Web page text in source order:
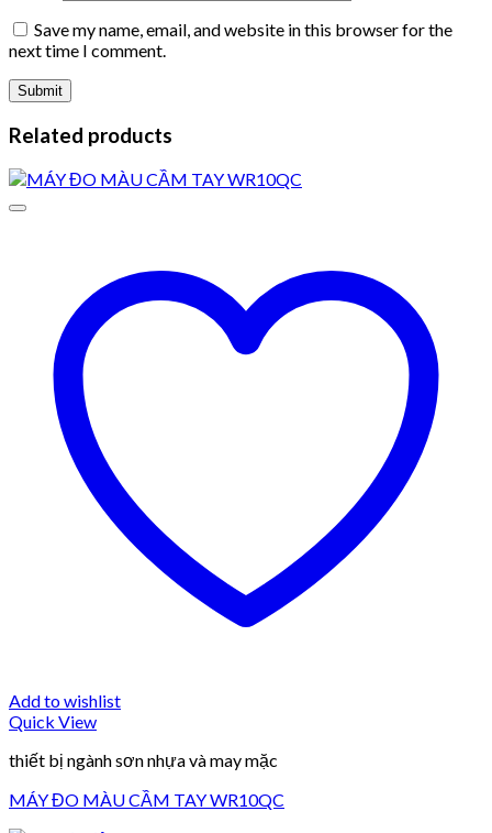
Save my name, email, and website in this browser for the
next time I comment.
Related products
Add to wishlist
Quick View
thiết bị ngành sơn nhựa và may mặc
MÁY ĐO MÀU CẦM TAY WR10QC